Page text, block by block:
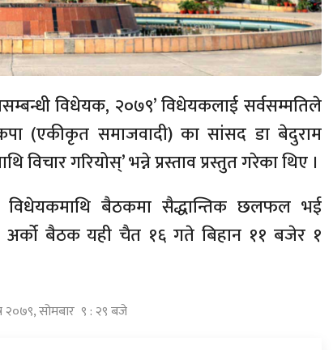
विधेयक, २०७९’ विधेयकलाई सर्वसम्मतिले
(एकीकृत समाजवादी) का सांसद डा बेदुराम
विचार गरियोस्’ भन्ने प्रस्ताव प्रस्तुत गरेका थिए ।
बैठकमा सैद्धान्तिक छलफल भई
अर्को बैठक यही चैत १६ गते बिहान ११ बजेर १
२०७९, सोमबार ९ : २९ बजे